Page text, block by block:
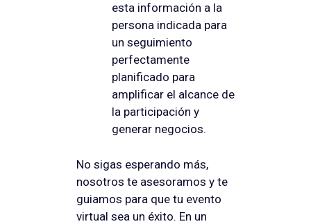
esta información a la
persona indicada para
un seguimiento
perfectamente
planificado para
amplificar el alcance de
la participación y
generar negocios.
No sigas esperando más,
nosotros te asesoramos y te
guiamos para que tu evento
virtual sea un éxito. En un